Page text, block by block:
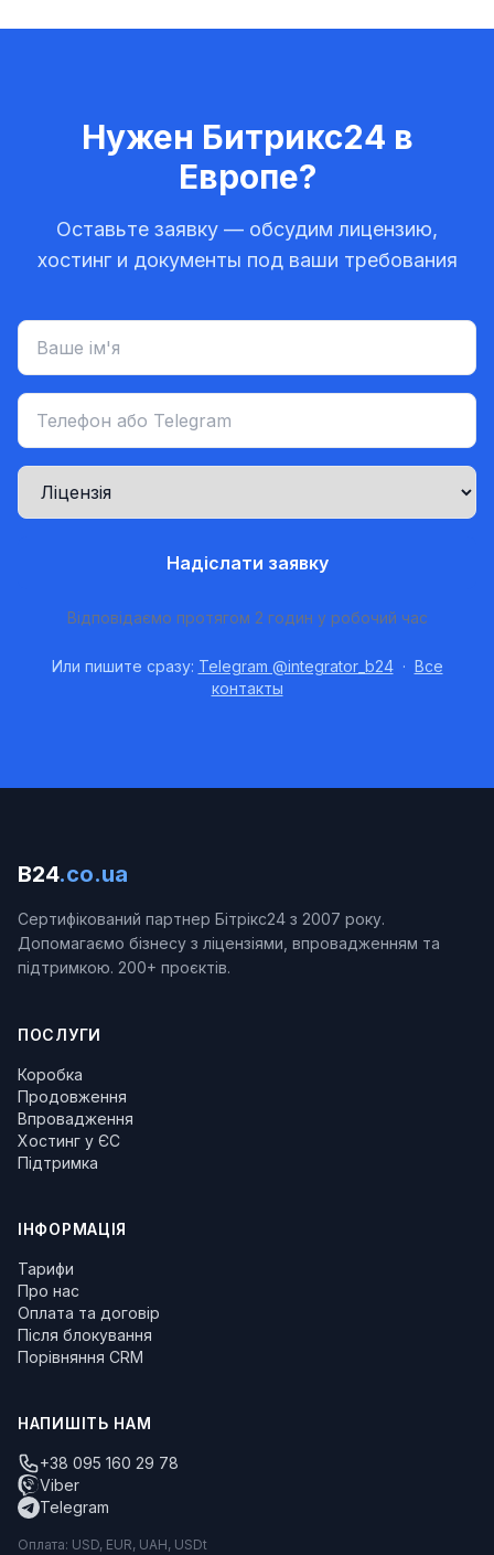
Нужен Битрикс24 в
Европе?
Оставьте заявку — обсудим лицензию,
хостинг и документы под ваши требования
Надіслати заявку
Відповідаємо протягом 2 годин у робочий час
Или пишите сразу: Telegram @integrator_b24· Все
контакты
B24.co.ua
Сертифікований партнер Бітрікс24 з 2007 року.
Допомагаємо бізнесу з ліцензіями, впровадженням та
підтримкою. 200+ проєктів.
ПОСЛУГИ
Коробка
Продовження
Впровадження
Хостинг у ЄС
Підтримка
ІНФОРМАЦІЯ
Тарифи
Про нас
Оплата та договір
Після блокування
Порівняння CRM
НАПИШІТЬ НАМ
+38 095 160 29 78
Viber
Telegram
Оплата: USD, EUR, UAH, USDt